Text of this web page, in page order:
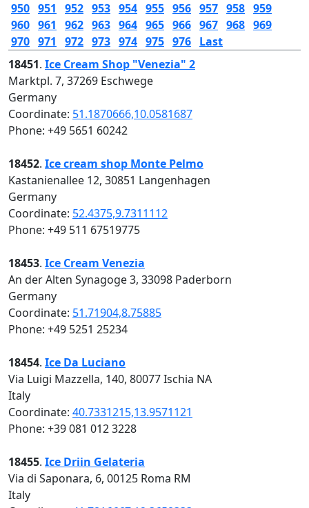
950 951 952 953 954 955 956 957 958 959
960 961 962 963 964 965 966 967 968 969
970 971 972 973 974 975 976 Last
18451. Ice Cream Shop "Venezia" 2
Marktpl. 7, 37269 Eschwege
Germany
Coordinate: 51.1870666,10.0581687
Phone: +49 5651 60242
18452. Ice cream shop Monte Pelmo
Kastanienallee 12, 30851 Langenhagen
Germany
Coordinate: 52.4375,9.7311112
Phone: +49 511 67519775
18453. Ice Cream Venezia
An der Alten Synagoge 3, 33098 Paderborn
Germany
Coordinate: 51.71904,8.75885
Phone: +49 5251 25234
18454. Ice Da Luciano
Via Luigi Mazzella, 140, 80077 Ischia NA
Italy
Coordinate: 40.7331215,13.9571121
Phone: +39 081 012 3228
18455. Ice Driin Gelateria
Via di Saponara, 6, 00125 Roma RM
Italy